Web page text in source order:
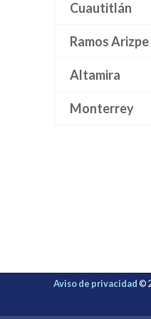
Cuautitlán
Ramos Arizpe
Altamira
Monterrey
Aviso de privacidad©